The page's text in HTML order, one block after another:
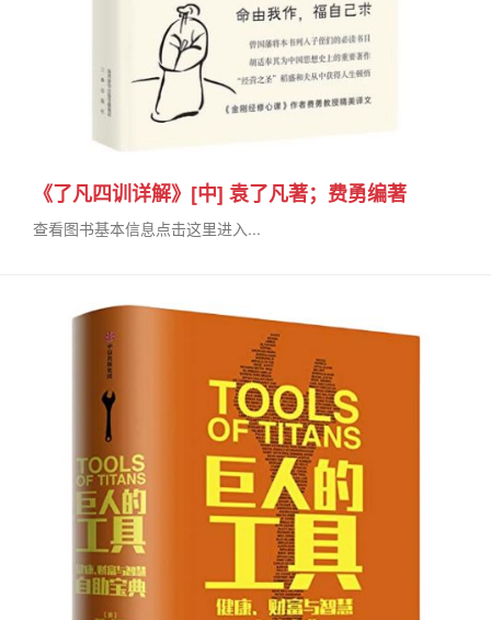
《了凡四训详解》[中] 袁了凡著；费勇编著
查看图书基本信息点击这里进入...